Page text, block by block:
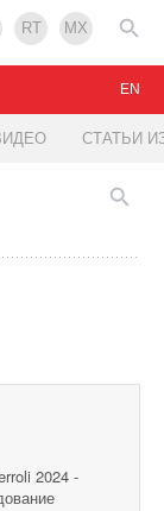
RT MX
СТАТЬИ
EN
2024 -